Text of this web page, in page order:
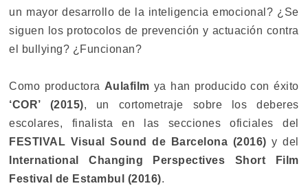
un mayor desarrollo de la inteligencia emocional? ¿Se
siguen los protocolos de prevención y actuación contra
el bullying? ¿Funcionan?
Como productora Aulafilm ya han producido con éxito
‘COR’ (2015), un cortometraje sobre los deberes
escolares, finalista en las secciones oficiales del
FESTIVAL Visual Sound de Barcelona (2016) y del
International Changing Perspectives Short Film
Festival de Estambul (2016).